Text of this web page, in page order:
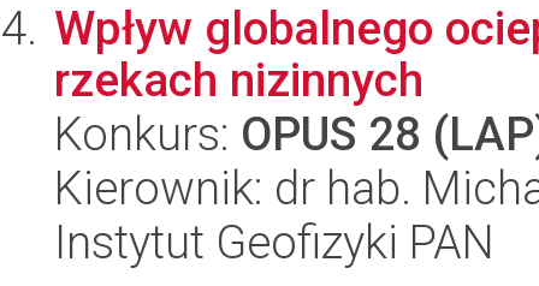
Wpływ globalnego
rzekach nizinnych
Konkurs: OPUS 28
Kierownik: dr hab.
Instytut Geofizyki PAN